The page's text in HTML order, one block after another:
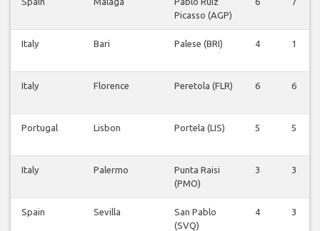
Picasso (AGP)
Italy Bari Palese (BRI) 4 1
Italy Florence Peretola (FLR) 6 6
Portugal Lisbon Portela (LIS) 5 5
Italy Palermo
Punta Raisi
(PMO)
3 3
Spain Sevilla
San Pablo
(SVQ)
4 3